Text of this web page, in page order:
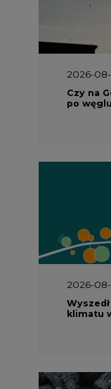
2026-08-
Czy na
po
2026-
klimatu